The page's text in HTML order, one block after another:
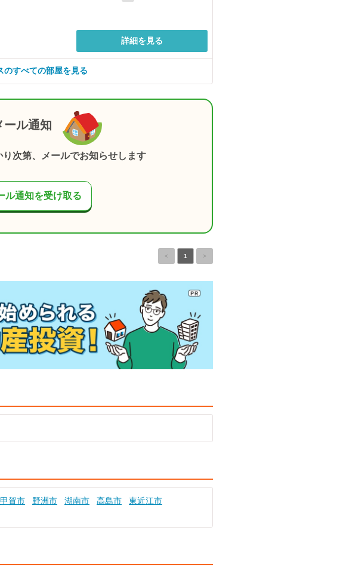
詳細を見る
のすべての部屋を見る
ール通知
次第、メールでお知らせします
ル通知を受け取る
< 1 >
甲賀市 野洲市 湖南市 高島市
東近江市